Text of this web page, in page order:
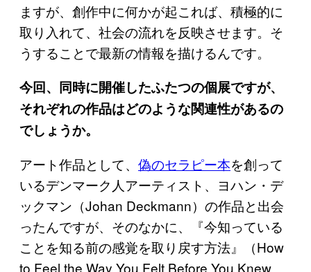
ますが、創作中に何かが起これば、積極的に
取り入れて、社会の流れを反映させます。そ
うすることで最新の情報を描けるんです。
今回、同時に開催したふたつの個展ですが、
それぞれの作品はどのような関連性があるの
でしょうか。
アート作品として、 偽のセラピー本を創って
いるデンマーク人アーティスト、ヨハン・デ
ックマン（Johan Deckmann）の作品と出会
ったんですが、そのなかに、『今知っている
ことを知る前の感覚を取り戻す方法』（How
to Feel the Way You Felt Before You Knew